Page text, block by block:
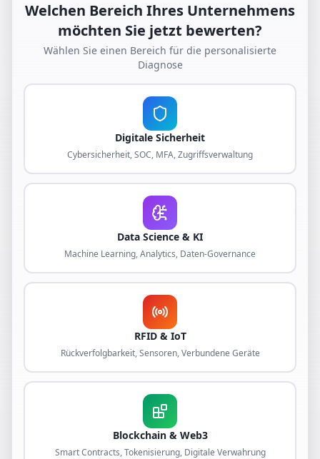
Welchen Bereich Ihres Unternehmens
möchten Sie jetzt bewerten?
Wählen Sie einen Bereich für die personalisierte
Diagnose
Digitale Sicherheit
Cybersicherheit, SOC, MFA, Zugriffsverwaltung
Data Science & KI
Machine Learning, Analytics, Daten-Governance
RFID & IoT
Rückverfolgbarkeit, Sensoren, Verbundene Geräte
Blockchain & Web3
Smart Contracts, Tokenisierung, Digitale Verwahrung